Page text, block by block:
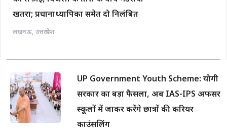
खतरा; प्रधानाध्यापिका समेत दो निलंबित
लखनऊ, उत्तरप्रदेश
UP Government Youth Scheme: योगी
सरकार का बड़ा फैसला, अब IAS-IPS अफसर
स्कूलों में जाकर करेंगे छात्रों की करियर
काउंसलिंग